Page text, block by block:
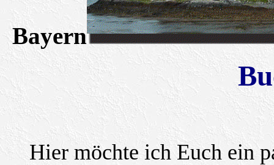
Bayern
Hier möchte ich Euch ein